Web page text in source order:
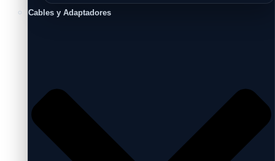
Cables y Adaptadores